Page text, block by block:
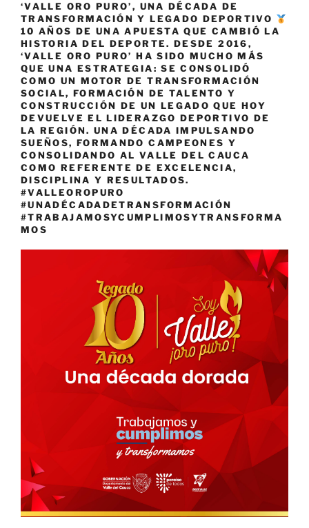
‘VALLE ORO PURO’, UNA DÉCADA DE
TRANSFORMACIÓN Y LEGADO DEPORTIVO
10 AÑOS DE UNA APUESTA QUE CAMBIÓ LA
HISTORIA DEL DEPORTE. DESDE 2016,
‘VALLE ORO PURO’ HA SIDO MUCHO MÁS
QUE UNA ESTRATEGIA: SE CONSOLIDÓ
COMO UN MOTOR DE TRANSFORMACIÓN
SOCIAL, FORMACIÓN DE TALENTO Y
CONSTRUCCIÓN DE UN LEGADO QUE HOY
DEVUELVE EL LIDERAZGO DEPORTIVO DE
LA REGIÓN. UNA DÉCADA IMPULSANDO
SUEÑOS, FORMANDO CAMPEONES Y
CONSOLIDANDO AL VALLE DEL CAUCA
COMO REFERENTE DE EXCELENCIA,
DISCIPLINA Y RESULTADOS.
#VALLEOROPURO
#UNADÉCADADETRANSFORMACIÓN
#TRABAJAMOSYCUMPLIMOSYTRANSFORMA
MOS